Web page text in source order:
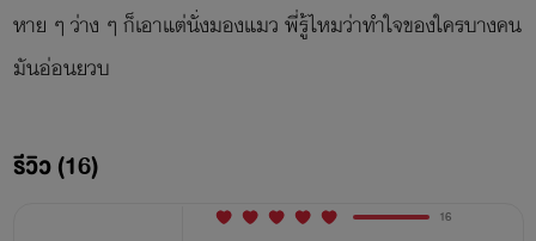
หาย ๆ ว่าง ๆ ก็เอาแต่นั่งมองแมว พี่รู้ไหมว่าทำใจของใครบางคน
มันอ่อนยวบ
รีวิว (16)
16